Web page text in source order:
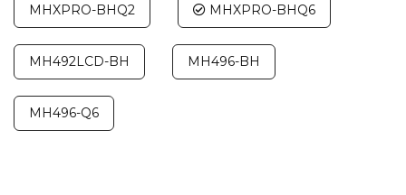
MHXPRO-BHQ2 MHXPRO-BHQ6
MH492LCD-BH MH496-BH
MH496-Q6